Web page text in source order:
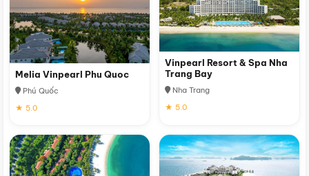
Melia Vinpearl Phu Quoc
Phú Quốc
★ 5.0
Vinpearl Resort & Spa Nha
Trang Bay
Nha Trang
★ 5.0